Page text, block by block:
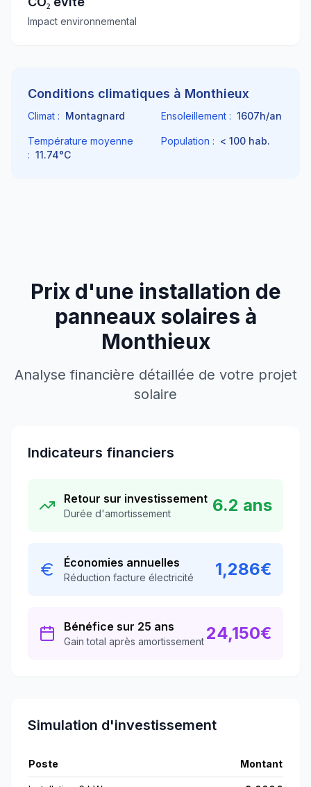
Impact environnemental
Conditions climatiques à Monthieux
Climat : Montagnard Ensoleillement : 1607h/an
Température moyenne
: 11.74°C
Population : < 100 hab.
Prix d'une installation de
panneaux solaires à
Monthieux
Analyse financière détaillée de votre projet
solaire
Indicateurs financiers
Retour sur investissement
Durée d'amortissement 6.2 ans
Économies annuelles
Réduction facture électricité 1,286€
Bénéfice sur 25 ans
Gain total après amortissement 24,150€
Simulation d'investissement
Poste Montant